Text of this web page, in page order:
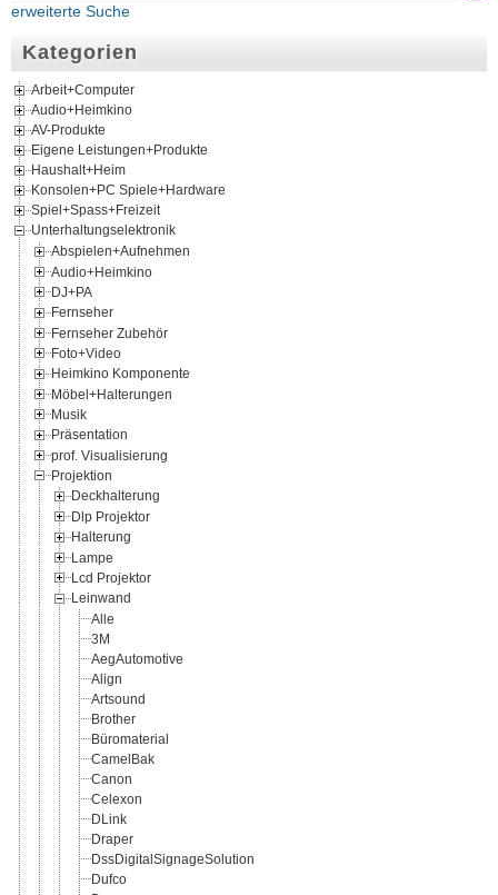
erweiterte Suche
Kategorien
Arbeit+Computer
Audio+Heimkino
AV-Produkte
Eigene Leistungen+Produkte
Haushalt+Heim
Konsolen+PC Spiele+Hardware
Spiel+Spass+Freizeit
Unterhaltungselektronik
Abspielen+Aufnehmen
Audio+Heimkino
DJ+PA
Fernseher
Fernseher Zubehör
Foto+Video
Heimkino Komponente
Möbel+Halterungen
Musik
Präsentation
prof. Visualisierung
Projektion
Deckhalterung
Dlp Projektor
Halterung
Lampe
Lcd Projektor
Leinwand
Alle
3M
AegAutomotive
Align
Artsound
Brother
Büromaterial
CamelBak
Canon
Celexon
DLink
Draper
DssDigitalSignageSolution
Dufco